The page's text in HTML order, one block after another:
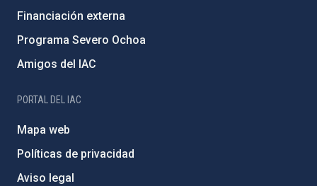
Financiación externa
Programa Severo Ochoa
Amigos del IAC
PORTAL DEL IAC
Mapa web
Políticas de privacidad
Aviso legal